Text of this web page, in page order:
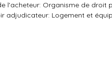
l'acheteur: Organisme de droit
adjudicateur: Logement et